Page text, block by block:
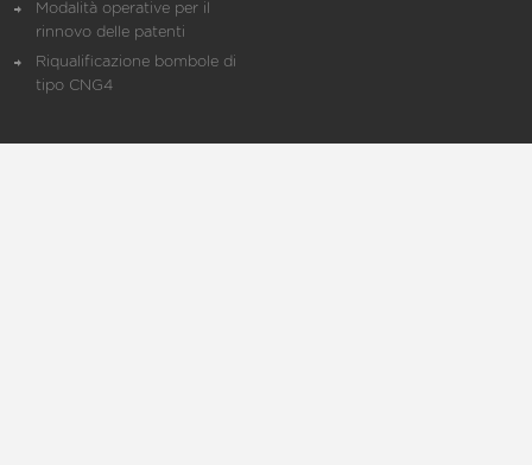
Modalità operative per il
rinnovo delle patenti
Riqualificazione bombole di
tipo CNG4